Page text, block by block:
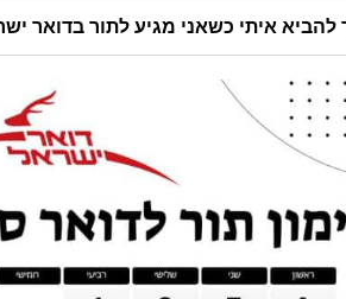
להביא איתי כשאני מגיע לתור בדואר